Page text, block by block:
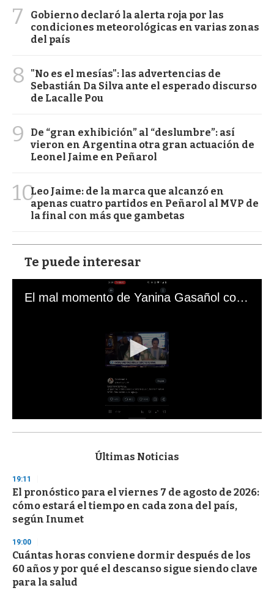
7
Gobierno declaró la alerta roja por las
condiciones meteorológicas en varias zonas
del país
8
"No es el mesías": las advertencias de
Sebastián Da Silva ante el esperado discurso
de Lacalle Pou
9
De “gran exhibición” al “deslumbre”: así
vieron en Argentina otra gran actuación de
Leonel Jaime en Peñarol
10Leo Jaime: de la marca que alcanzó en
apenas cuatro partidos en Peñarol al MVP de
la final con más que gambetas
Te puede interesar
El mal momento de Yanina Gasañol con un hincha argentino en "Subrayado"
s
d
s
o
f
3
s
e
c
o
n
d
Últimas Noticias
19:11
El pronóstico para el viernes 7 de agosto de 2026:
cómo estará el tiempo en cada zona del país,
según Inumet
19:00
Cuántas horas conviene dormir después de los
60 años y por qué el descanso sigue siendo clave
para la salud